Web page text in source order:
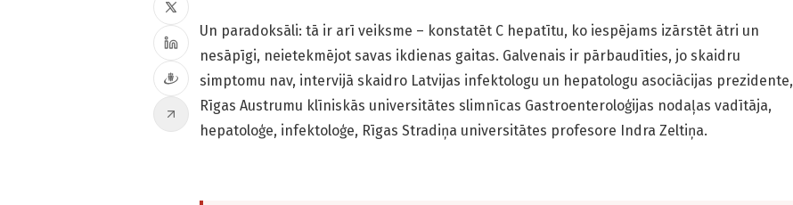
Un paradoksāli: tā ir arī veiksme – konstatēt C hepatītu, ko iespējams izārstēt ātri un
nesāpīgi, neietekmējot savas ikdienas gaitas. Galvenais ir pārbaudīties, jo skaidru
simptomu nav, intervijā skaidro Latvijas infektologu un hepatologu asociācijas prezidente,
Rīgas Austrumu klīniskās universitātes slimnīcas Gastroenteroloģijas nodaļas vadītāja,
hepatoloģe, infektoloģe, Rīgas Stradiņa universitātes profesore Indra Zeltiņa.